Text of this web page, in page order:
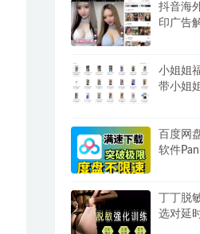
抖音海
印广告
小姐姐
带小姐
百度网
软件
丁丁脱
选对延